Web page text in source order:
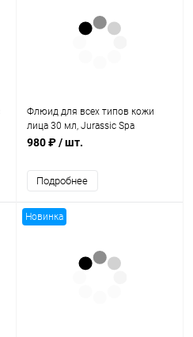
Флюид для всех типов кожи
лица 30 мл, Jurassic Spa
980 ₽/ шт.
Подробнее
Новинка